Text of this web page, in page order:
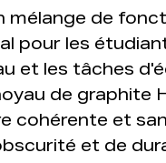
mélange de
pour les
et les tâches
de graphite
cohérente et
et de